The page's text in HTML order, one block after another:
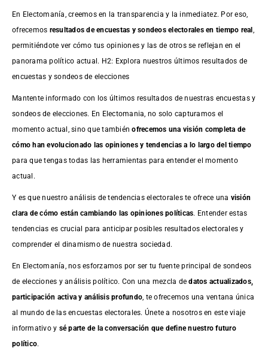
En Electomanía, creemos en la transparencia y la inmediatez. Por eso,
ofrecemos resultados deencuestas y sondeos electorales en tiempo real
permitiéndote ver cómo tus opiniones y las de otros se reflejan en el
panorama político actual. H2: Explora nuestros últimos resultados de
encuestas y sondeos de elecciones
Mantente informado con los últimos resultados de nuestras encuestasy
sondeos de elecciones. En Electomania, no solo capturamos el
momento actual, sino que tambiénofrecemos una visión completa de
cómo han evolucionado las opiniones y tendencias a lo largo del tiempo
para que tengas todas las herramientas para entender el momento
actual.
Y es que nuestro análisis de tendencias electorales te ofrece una visión
clara de cómo están cambiando las opiniones políticas. Entender estas
tendencias es crucial para anticipar posibles resultados electorales y
comprender el dinamismo de nuestra sociedad.
En Electomanía, nos esforzamos por ser tu fuente principal de sondeos
de elecciones y análisis político. Con una mezcla dedatos actualizados,
participación activa y análisis profundo , te ofrecemos una ventana única
al mundo de las encuestas electorales. Únete a nosotros en este viaje
informativo y sé parte de la conversación que define nuestro futuro
político.